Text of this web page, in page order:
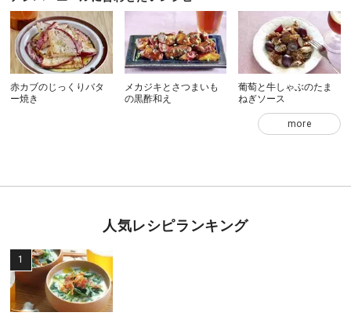
赤カブのじっくりバタ
ー焼き
メカジキとさつまいも
の黒酢和え
葡萄と牛しゃぶのたま
ねぎソース
more
人気レシピランキング